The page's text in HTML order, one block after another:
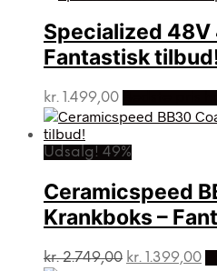
Specialized 48V
Fantastisk
kr. 1.499,00
Udsalg! 49%
Ceramicspeed
Krankboks –
kr.2.749,00 Den
kr. 1.399,00